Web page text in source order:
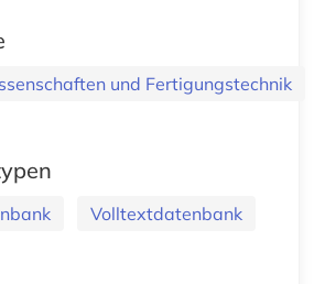
und Fertigungstechnik
Volltextdatenbank